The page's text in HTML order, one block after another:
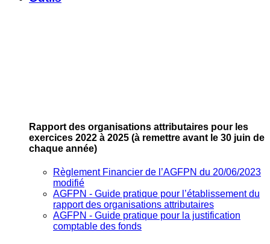
Rapport des organisations attributaires pour les
exercices 2022 à 2025 (à remettre avant le 30 juin de
chaque année)
Règlement Financier de l’AGFPN du 20/06/2023
modifié
AGFPN ‐ Guide pratique pour l’établissement du
rapport des organisations attributaires
AGFPN ‐ Guide pratique pour la justification
comptable des fonds